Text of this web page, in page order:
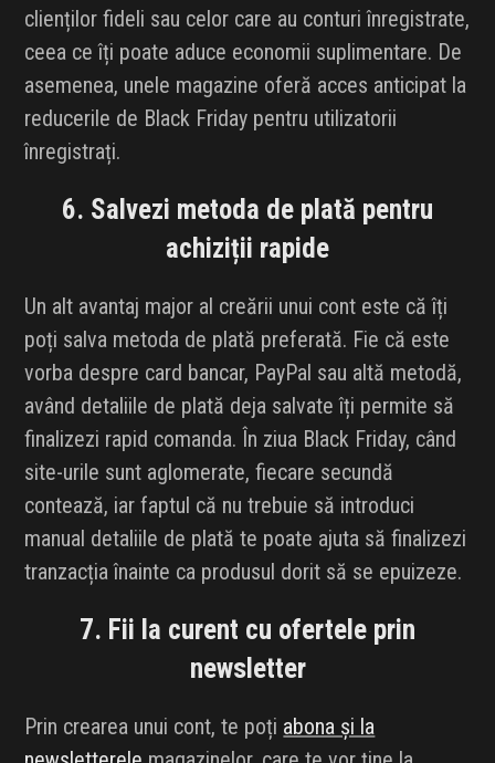
clienților fideli sau celor care au conturi înregistrate,
ceea ce îți poate aduce economii suplimentare. De
asemenea, unele magazine oferă acces anticipat la
reducerile de Black Friday pentru utilizatorii
înregistrați.
6. Salvezi metoda de plată pentru
achiziții rapide
Un alt avantaj major al creării unui cont este că îți
poți salva metoda de plată preferată. Fie că este
vorba despre card bancar, PayPal sau altă metodă,
având detaliile de plată deja salvate îți permite să
finalizezi rapid comanda. În ziua Black Friday, când
site-urile sunt aglomerate, fiecare secundă
contează, iar faptul că nu trebuie să introduci
manual detaliile de plată te poate ajuta să finalizezi
tranzacția înainte ca produsul dorit să se epuizeze.
7. Fii la curent cu ofertele prin
newsletter
Prin crearea unui cont, te poți abona și la